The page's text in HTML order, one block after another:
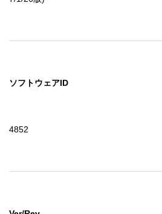
ソフトウェアID
4852